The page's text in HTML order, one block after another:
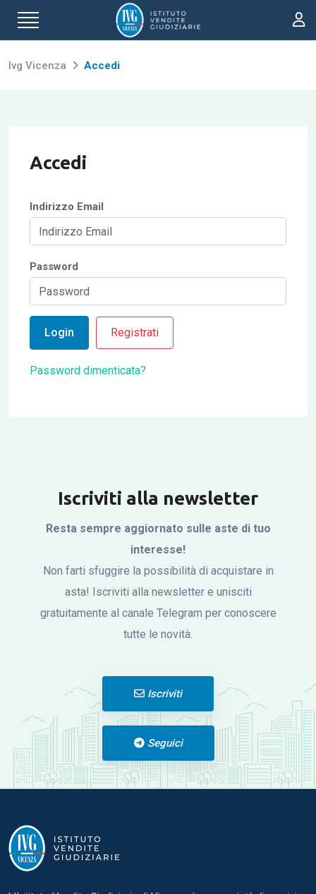
Ivg Vicenza Accedi
Accedi
Indirizzo Email
Password
Login Registrati
Password dimenticata?
Iscriviti alla newsletter
Resta sempre aggiornato sulle aste di tuo
interesse!
Non farti sfuggire la possibilità di acquistare in
asta! Iscriviti alla newsletter e unisciti
gratuitamente al canale Telegram per conoscere
tutte le novità.
Iscriviti
Seguici